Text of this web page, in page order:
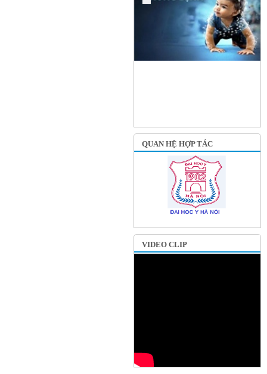
QUAN HỆ HỢP TÁC
VIDEO CLIP